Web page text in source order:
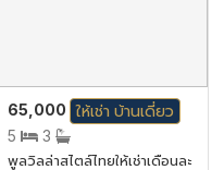
65,000 ให้เช่า บ้านเดี่ยว
5
3
พูลวิลล่าสไตล์ไทยให้เช่าเดือนละ